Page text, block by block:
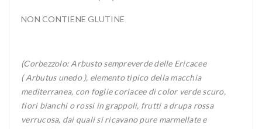
NON CONTIENE GLUTINE
(Corbezzolo: Arbusto sempreverde delle Ericacee
( Arbutus unedo ), elemento tipico della macchia
mediterranea, con foglie coriacee di color verde scuro,
fiori bianchi o rossi in grappoli, frutti a drupa rossa
verrucosa, dai quali si ricavano pure marmellate e